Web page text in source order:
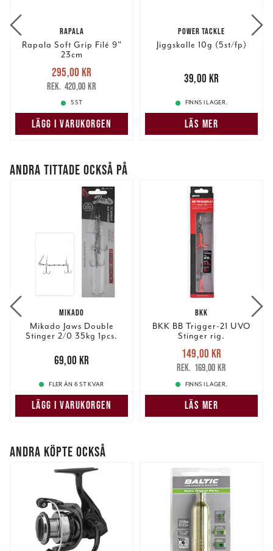
RAPALA
Rapala Soft Grip Filé 9"
23cm
Nuvarande pris
295,00 krTidigare pris
420,00 kr
295,00 kr
420,00 kr
5 ST
LÄGG I VARUKORGEN
POWER TACKLE
Jiggskalle 10g (5st/fp)
39,00 kr
39,00 kr
FINNS I LAGER.
LÄS MER
ANDRA TITTADE OCKSÅ PÅ
MIKADO
Mikado Jaws Double
Stinger 2/0 35kg 1pcs.
69,00 kr
69,00 kr
FLER ÄN 6 ST KVAR
LÄGG I VARUKORGEN
BKK
BKK BB Trigger-21 UVO
Stinger rig.
Nuvarande pris
149,00 krTidigare pris
169,00 kr
149,00 kr
169,00 kr
FINNS I LAGER.
LÄS MER
ANDRA KÖPTE OCKSÅ